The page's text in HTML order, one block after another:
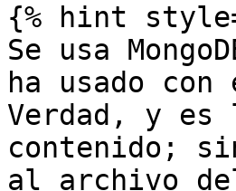
{% hint
Se usa
ha usado
Verdad, y es
contenido;
al archivo